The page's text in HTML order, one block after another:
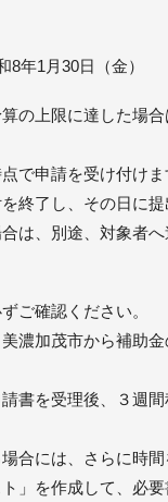
年1月30日（金）
上限に達した場合
申請を受け付けま
了し、その日に提
は、別途、対象者へ
ご確認ください。
濃加茂市から補助金
書を受理後、３週間
には、さらに時間
」を作成して、必要